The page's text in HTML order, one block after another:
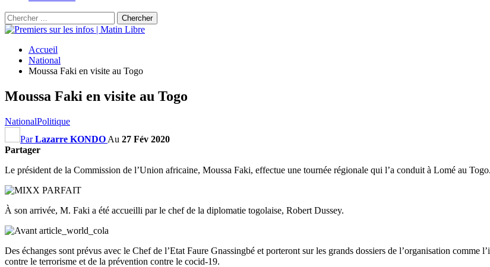
Accueil
National
Moussa Faki en visite au Togo
Moussa Faki en visite au Togo
NationalPolitique
ParLazarre KONDO Au 27 Fév 2020
Partager
Le président de la Commission de l’Union africaine, Moussa Faki, effectue une tournée régionale qui l’a conduit à Lomé au Togo.
À son arrivée, M. Faki a été accueilli par le chef de la diplomatie togolaise, Robert Dussey.
Des échanges sont prévus avec le Chef de l’Etat Faure Gnassingbé et porteront sur les grands dossiers de l’organisation
contre le terrorisme et de la prévention contre le cocid-19.